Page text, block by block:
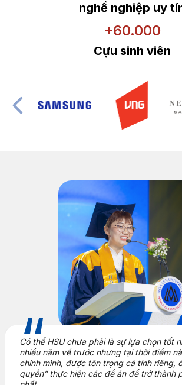
nghề nghiệp uy
+60.000
Cựu sinh viên
phải là sự lựa chọn tốt nhất của mình ở
trước nhưng tại thời điểm này, mình được là
tôn trọng cá tính riêng, được “trao
các đề án để trở thành phiên bản tốt